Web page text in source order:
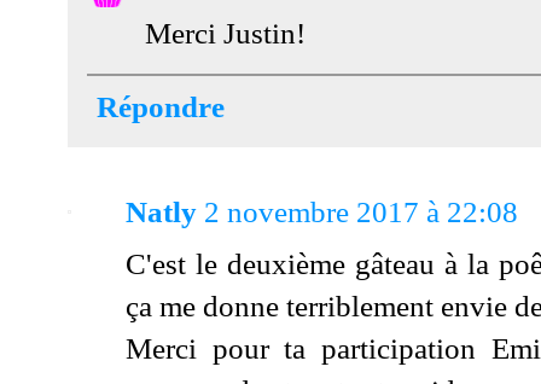
Merci Justin!
Répondre
Natly 2 novembre 2017 à 22:08
C'est le deuxième gâteau à la
ça me donne terriblement envie
Merci pour ta participation